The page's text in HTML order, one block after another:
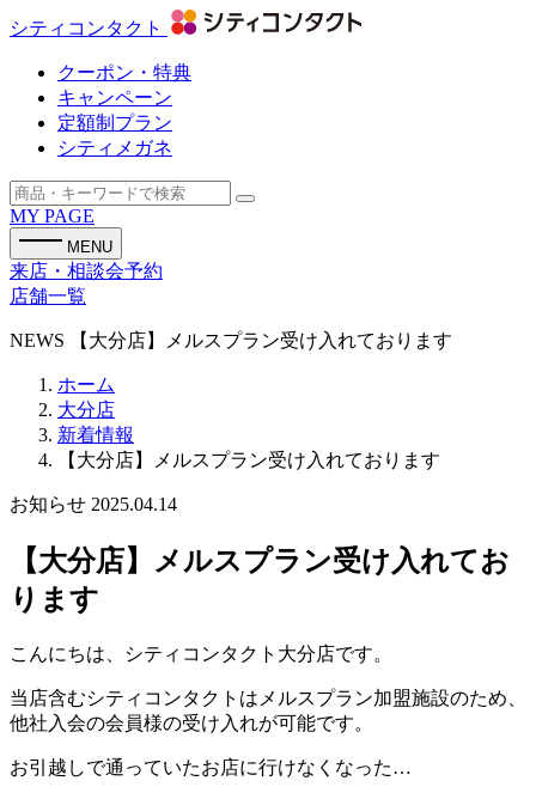
シティコンタクト
クーポン・特典
キャンペーン
定額制プラン
シティメガネ
MY PAGE
MENU
来店・相談会予約
店舗一覧
NEWS 【大分店】メルスプラン受け入れております
ホーム
大分店
新着情報
【大分店】メルスプラン受け入れております
お知らせ 2025.04.14
【大分店】メルスプラン受け入れてお
ります
こんにちは、シティコンタクト大分店です。
当店含むシティコンタクトはメルスプラン加盟施設のため、
他社入会の会員様の受け入れが可能です。
お引越しで通っていたお店に行けなくなった…